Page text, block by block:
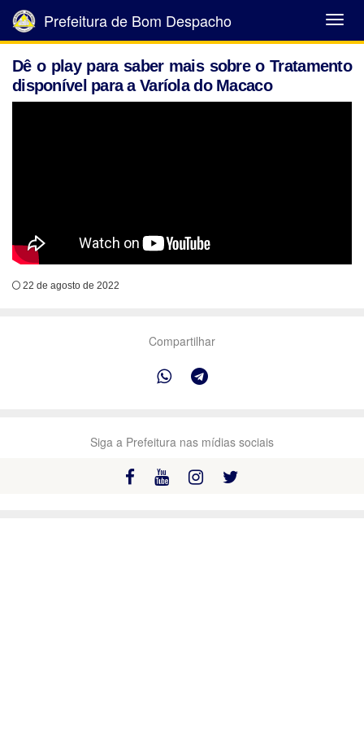
Abrir
Menu
Prefeitura de Bom Despacho
Dê o play para saber mais sobre o Tratamento
disponível para a Varíola do Macaco
22 de agosto de 2022
Compartilhar
Siga a Prefeitura nas mídias sociais